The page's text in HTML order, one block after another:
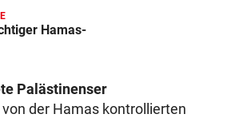
Hamas-
Palästinenser
der Hamas kontrollierten